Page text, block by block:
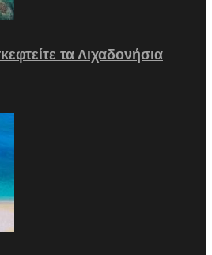
τα Λιχαδονήσια